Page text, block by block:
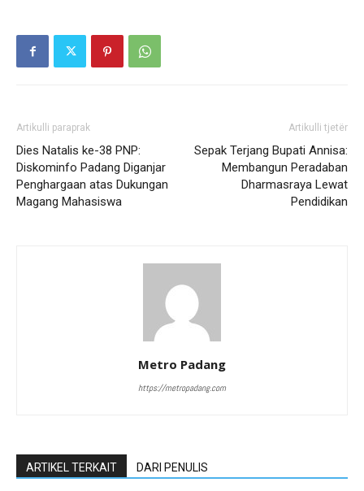
Artikulli paraprak
Dies Natalis ke-38 PNP:
Diskominfo Padang Diganjar
Penghargaan atas Dukungan
Magang Mahasiswa
Artikulli tjetër
Sepak Terjang Bupati Annisa:
Membangun Peradaban
Dharmasraya Lewat
Pendidikan
Metro Padang
https://metropadang.com
ARTIKEL TERKAIT DARI PENULIS